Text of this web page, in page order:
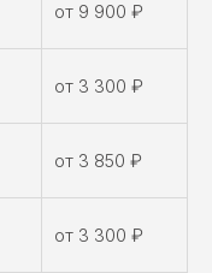
от 9 900 ₽
от 3 300 ₽
от 3 850 ₽
от 3 300 ₽